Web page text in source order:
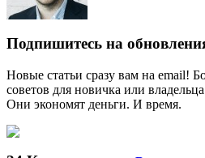
Подпишитесь на
Новые статьи сразу вам на email!
советов для новичка или
Они экономят деньги. И время.